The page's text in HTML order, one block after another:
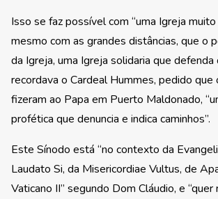
Isso se faz possível com “uma Igreja
mesmo com as grandes distâncias, que o
da Igreja, uma Igreja solidaria que defenda
recordava o Cardeal Hummes, pedido que
fizeram ao Papa em Puerto Maldonado,
profética que denuncia e indica caminhos”.
Este Sínodo está “no contexto da
Laudato Si, da Misericordiae Vultus, de
Vaticano II” segundo Dom Cláudio, e